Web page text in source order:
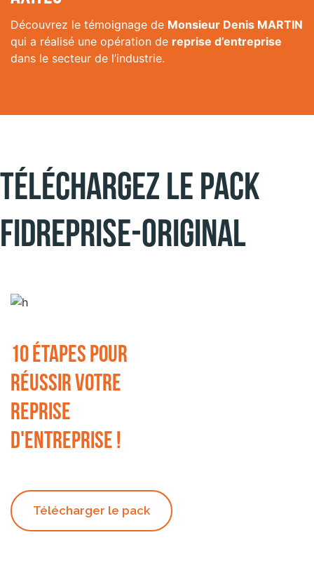
Découvrez le témoignage de Monsieur Denis MARTIN
qui a réalisé une opération de reprise d’entreprise
dans le secteur de l’industrie.
Téléchargez le pack
Fidreprise-original
10 étapes pour
réussir votre
reprise
d'entreprise !
Télécharger le pack